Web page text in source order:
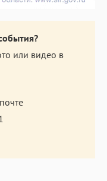
или видео в